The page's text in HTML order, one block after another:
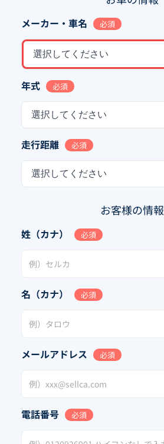
メーカー・車名 必須
選択してください
年式 必須
選択してください
走行距離 必須
選択してください
お客様の情報
姓（カナ） 必須
名（カナ） 必須
メールアドレス 必須
電話番号 必須